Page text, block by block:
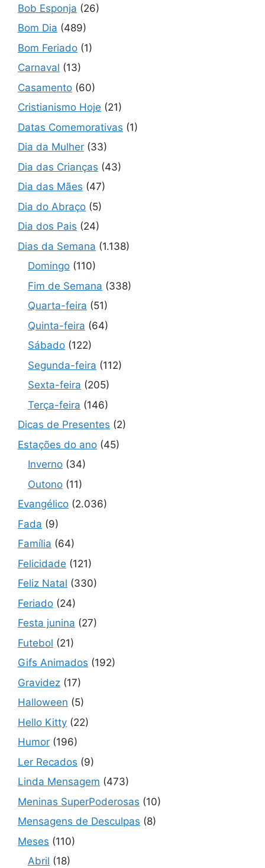
Bob Esponja (26)
Bom Dia (489)
Bom Feriado (1)
Carnaval (13)
Casamento (60)
Cristianismo Hoje (21)
Datas Comemorativas (1)
Dia da Mulher (33)
Dia das Crianças (43)
Dia das Mães (47)
Dia do Abraço (5)
Dia dos Pais (24)
Dias da Semana (1.138)
Domingo (110)
Fim de Semana (338)
Quarta-feira (51)
Quinta-feira (64)
Sábado (122)
Segunda-feira (112)
Sexta-feira (205)
Terça-feira (146)
Dicas de Presentes (2)
Estações do ano (45)
Inverno (34)
Outono (11)
Evangélico (2.036)
Fada (9)
Família (64)
Felicidade (121)
Feliz Natal (330)
Feriado (24)
Festa junina (27)
Futebol (21)
Gifs Animados (192)
Gravidez (17)
Halloween (5)
Hello Kitty (22)
Humor (196)
Ler Recados (9)
Linda Mensagem (473)
Meninas SuperPoderosas (10)
Mensagens de Desculpas (8)
Meses (110)
Abril (18)